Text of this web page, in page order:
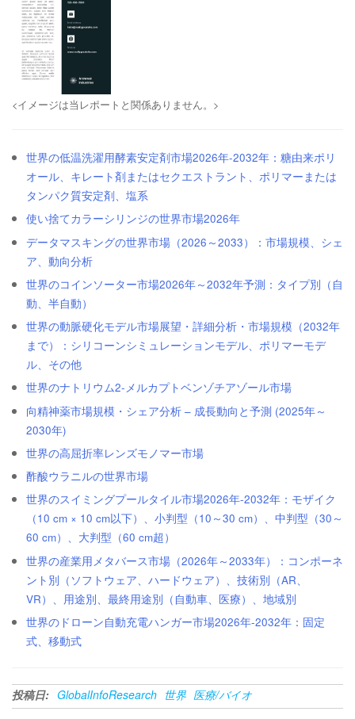
<イメージは当レポートと関係ありません。>
世界の低温洗濯用酵素安定剤市場2026年-2032年：糖由来ポリ
オール、キレート剤またはセクエストラント、ポリマーまたは
タンパク質安定剤、塩系
使い捨てカラーシリンジの世界市場2026年
データマスキングの世界市場（2026～2033）：市場規模、シェ
ア、動向分析
世界のコインソーター市場2026年～2032年予測：タイプ別（自
動、半自動）
世界の動脈硬化モデル市場展望・詳細分析・市場規模（2032年
まで）：シリコーンシミュレーションモデル、ポリマーモデ
ル、その他
世界のナトリウム2-メルカプトベンゾチアゾール市場
向精神薬市場規模・シェア分析 – 成長動向と予測 (2025年～
2030年)
世界の高屈折率レンズモノマー市場
酢酸ウラニルの世界市場
世界のスイミングプールタイル市場2026年-2032年：モザイク
（10 cm × 10 cm以下）、小判型（10～30 cm）、中判型（30～
60 cm）、大判型（60 cm超）
世界の産業用メタバース市場（2026年～2033年）：コンポーネ
ント別（ソフトウェア、ハードウェア）、技術別（AR、
VR）、用途別、最終用途別（自動車、医療）、地域別
世界のドローン自動充電ハンガー市場2026年-2032年：固定
式、移動式
投稿日: GlobalInfoResearch 世界 医療/バイオ